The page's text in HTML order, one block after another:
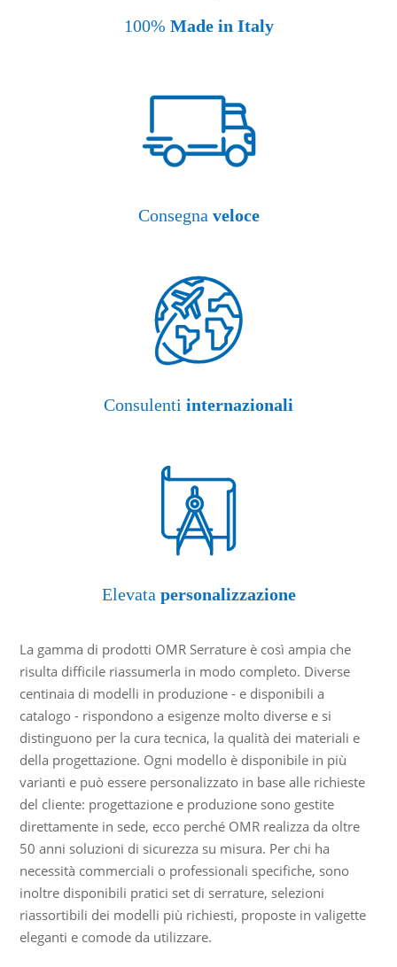
100% Made in Italy
Consegna veloce
Consulenti internazionali
Elevata personalizzazione
La gamma di prodotti OMR Serrature è così ampia che
risulta difficile riassumerla in modo completo. Diverse
centinaia di modelli in produzione - e disponibili a
catalogo - rispondono a esigenze molto diverse e si
distinguono per la cura tecnica, la qualità dei materiali e
della progettazione. Ogni modello è disponibile in più
varianti e può essere personalizzato in base alle richieste
del cliente: progettazione e produzione sono gestite
direttamente in sede, ecco perché OMR realizza da oltre
50 anni soluzioni di sicurezza su misura. Per chi ha
necessità commerciali o professionali specifiche, sono
inoltre disponibili pratici set di serrature, selezioni
riassortibili dei modelli più richiesti, proposte in valigette
eleganti e comode da utilizzare.